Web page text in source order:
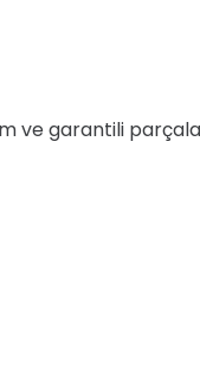
ve garantili